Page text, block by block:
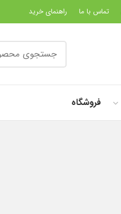
تماس با ما راهنمای خرید
فروشگاه